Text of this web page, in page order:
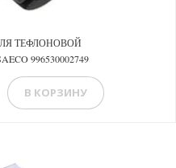
ТЕФЛОНОВОЙ
996530002749
В КОРЗИНУ